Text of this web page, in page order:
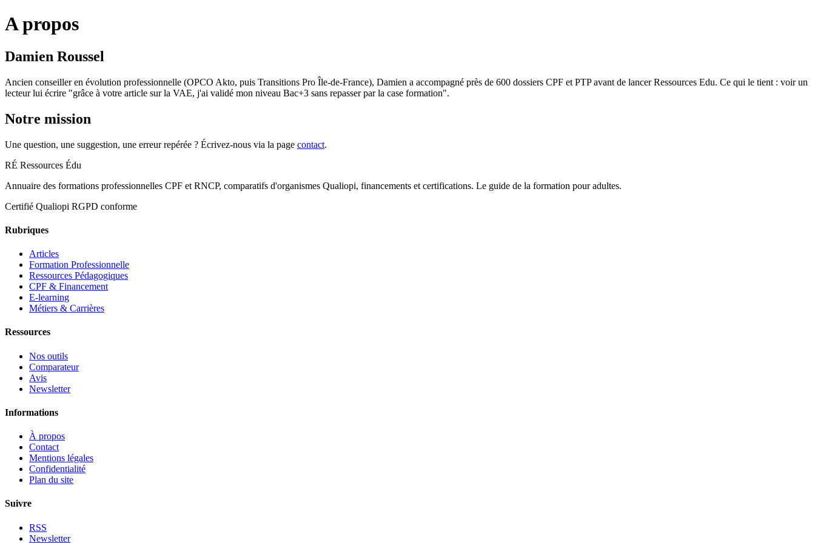
A propos
Damien Roussel
Ancien conseiller en évolution professionnelle (OPCO Akto, puis Transitions Pro Île-de-France), Damien a accompagné près de 600 dossiers CPF et PTP avant de lancer Ressources Edu. Ce qui le tient : voir un
lecteur lui écrire "grâce à votre article sur la VAE, j'ai validé mon niveau Bac+3 sans repasser par la case formation".
Notre mission
Une question, une suggestion, une erreur repérée ? Écrivez-nous via la page contact.
RÉ Ressources Édu
Annuaire des formations professionnelles CPF et RNCP, comparatifs d'organismes Qualiopi, financements et certifications. Le guide de la formation pour adultes.
Certifié Qualiopi RGPD conforme
Rubriques
Articles
Formation Professionnelle
Ressources Pédagogiques
CPF & Financement
E-learning
Métiers & Carrières
Ressources
Nos outils
Comparateur
Avis
Newsletter
Informations
À propos
Contact
Mentions légales
Confidentialité
Plan du site
Suivre
RSS
Newsletter